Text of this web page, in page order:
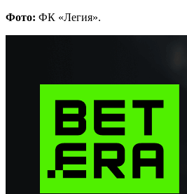
Фото: ФК «Легия».